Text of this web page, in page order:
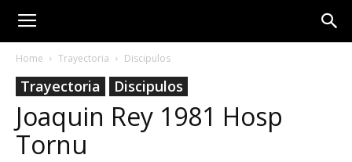
Home Trayectoria Discipulos
Trayectoria Discipulos
Joaquin Rey 1981 Hosp
Tornu